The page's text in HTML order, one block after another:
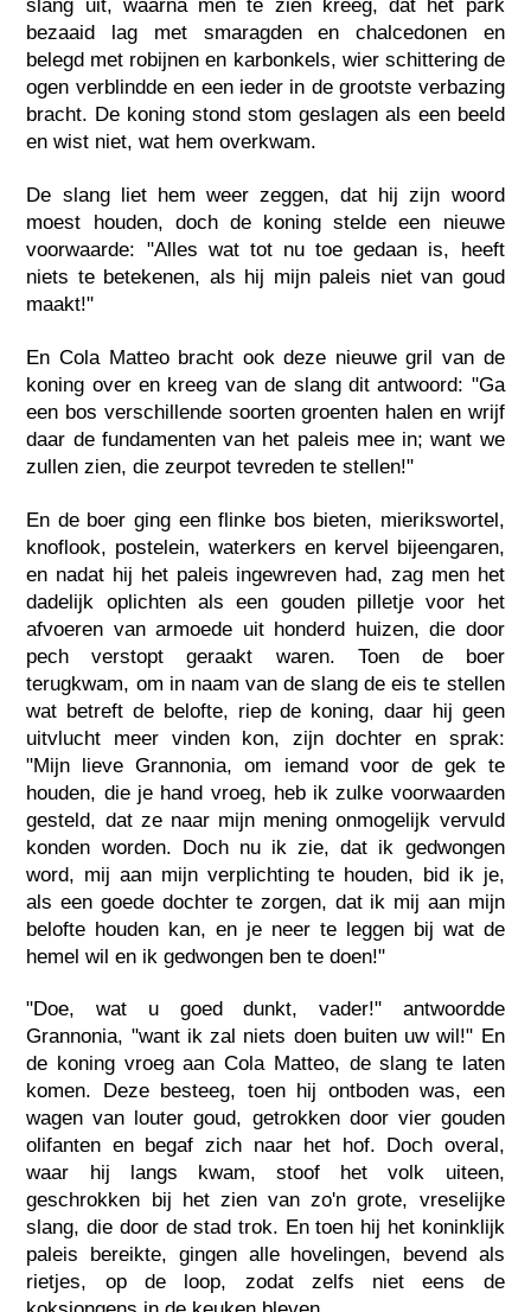
slang uit, waarna men te zien kreeg, dat het park
bezaaid lag met smaragden en chalcedonen en
belegd met robijnen en karbonkels, wier schittering de
ogen verblindde en een ieder in de grootste verbazing
bracht. De koning stond stom geslagen als een beeld
en wist niet, wat hem overkwam.
De slang liet hem weer zeggen, dat hij zijn woord
moest houden, doch de koning stelde een nieuwe
voorwaarde: "Alles wat tot nu toe gedaan is, heeft
niets te betekenen, als hij mijn paleis niet van goud
maakt!"
En Cola Matteo bracht ook deze nieuwe gril van de
koning over en kreeg van de slang dit antwoord: "Ga
een bos verschillende soorten groenten halen en wrijf
daar de fundamenten van het paleis mee in; want we
zullen zien, die zeurpot tevreden te stellen!"
En de boer ging een flinke bos bieten, mierikswortel,
knoflook, postelein, waterkers en kervel bijeengaren,
en nadat hij het paleis ingewreven had, zag men het
dadelijk oplichten als een gouden pilletje voor het
afvoeren van armoede uit honderd huizen, die door
pech verstopt geraakt waren. Toen de boer
terugkwam, om in naam van de slang de eis te stellen
wat betreft de belofte, riep de koning, daar hij geen
uitvlucht meer vinden kon, zijn dochter en sprak:
"Mijn lieve Grannonia, om iemand voor de gek te
houden, die je hand vroeg, heb ik zulke voorwaarden
gesteld, dat ze naar mijn mening onmogelijk vervuld
konden worden. Doch nu ik zie, dat ik gedwongen
word, mij aan mijn verplichting te houden, bid ik je,
als een goede dochter te zorgen, dat ik mij aan mijn
belofte houden kan, en je neer te leggen bij wat de
hemel wil en ik gedwongen ben te doen!"
"Doe, wat u goed dunkt, vader!" antwoordde
Grannonia, "want ik zal niets doen buiten uw wil!" En
de koning vroeg aan Cola Matteo, de slang te laten
komen. Deze besteeg, toen hij ontboden was, een
wagen van louter goud, getrokken door vier gouden
olifanten en begaf zich naar het hof. Doch overal,
waar hij langs kwam, stoof het volk uiteen,
geschrokken bij het zien van zo'n grote, vreselijke
slang, die door de stad trok. En toen hij het koninklijk
paleis bereikte, gingen alle hovelingen, bevend als
rietjes, op de loop, zodat zelfs niet eens de